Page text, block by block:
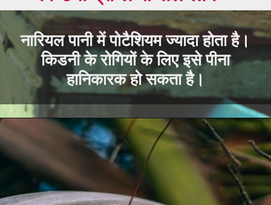
नारियल पानी में पोटैशियम ज्यादा होता है।
किडनी के रोगियों के लिए इसे पीना